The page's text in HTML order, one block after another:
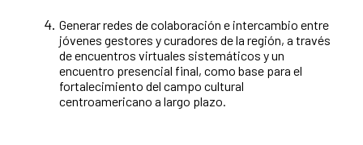
Generar redes de colaboración e intercambio entre
jóvenes gestores y curadores de la región, a través
de encuentros virtuales sistemáticos y un
encuentro presencial final, como base para el
fortalecimiento del campo cultural
centroamericano a largo plazo.